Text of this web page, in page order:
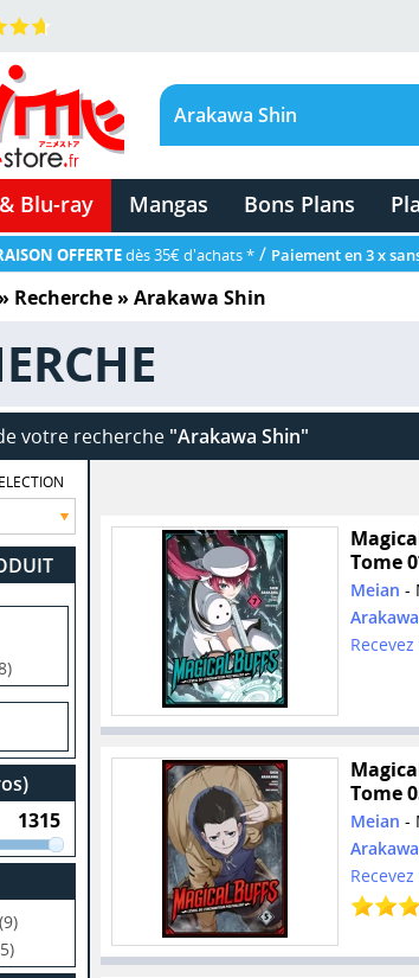
Blu-ray Mangas Bons Plans
OFFERTEdès 35€ d'achats * / Paiement en 3 x
Recherche » Arakawa Shin
votre recherche "Arakawa Shin"
Tome
Meian -
Tome
Meian -